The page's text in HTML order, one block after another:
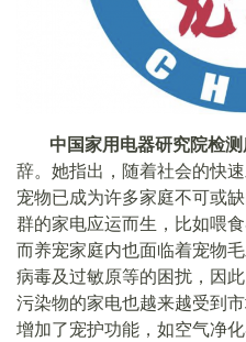
中国家用电器研究院检
辞。她指出，随着社会的快
宠物已成为许多家庭不可或
群的家电应运而生，比如喂
而养宠家庭内也面临着宠物
病毒及过敏原等的困扰，因
污染物的家电也越来越受到
增加了宠护功能，如空气净